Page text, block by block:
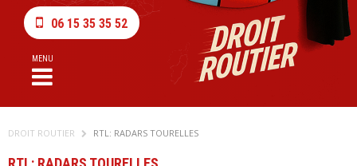
06 15 35 35 52
MENU
DROIT ROUTIER RTL: RADARS TOURELLES